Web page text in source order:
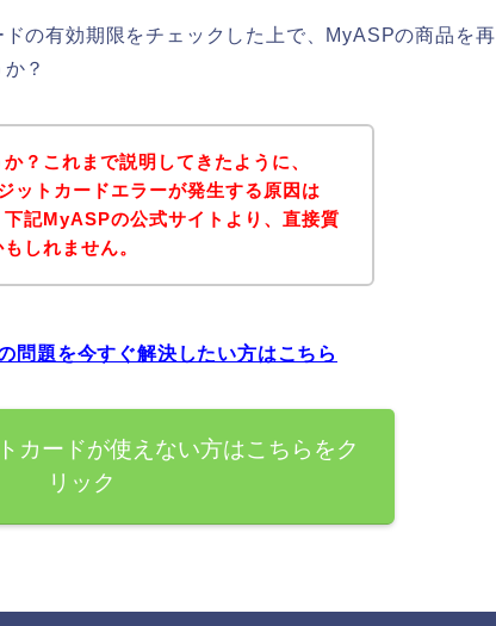
の有効期限をチェックした上で、MyASPの商品を再
？
？これまで説明してきたように、
ットカードエラーが発生する原因は
記MyASPの公式サイトより、直接質
しれません。
問題を今すぐ解決したい方はこちら
カードが使えない方はこちらをク
リック